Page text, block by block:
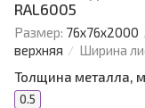
RAL6005
Размер: 76х76х2000
верхняя
Ширина
Толщина металла,
0.5